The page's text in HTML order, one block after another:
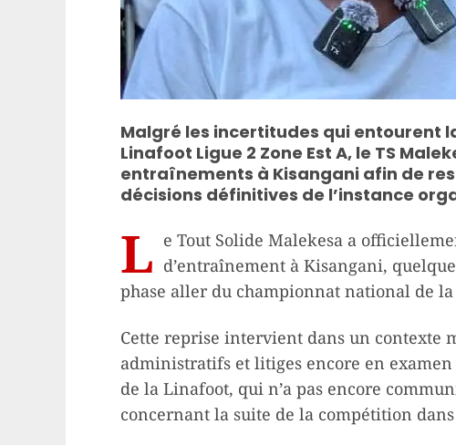
Malgré les incertitudes qui entourent
Linafoot Ligue 2 Zone Est A, le TS
entraînements à Kisangani afin de
décisions définitives de l’instance
L e Tout Solide Malekesa a
d’entraînement à Kisangani,
phase aller du championnat national de
Cette reprise intervient dans un contexte
administratifs et litiges encore en
de la Linafoot, qui n’a pas encore
concernant la suite de la compétition